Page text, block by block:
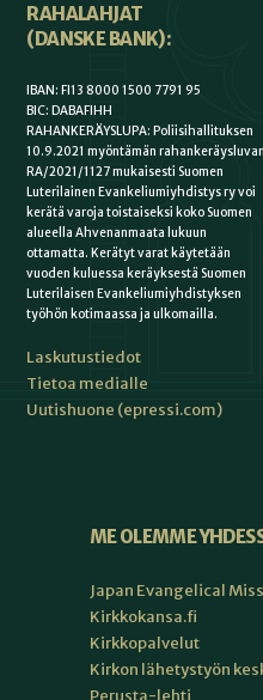
RAHALAHJAT
(DANSKE BANK):
IBAN: FI13 8000 1500 7791 95
BIC: DABAFIHH
RAHANKERÄYSLUPA: Poliisihallituksen
10.9.2021 myöntämän rahankeräysluvan
RA/2021/1127 mukaisesti Suomen
Luterilainen Evankeliumiyhdistys ry voi
kerätä varoja toistaiseksi koko Suomen
alueella Ahvenanmaata lukuun
ottamatta. Kerätyt varat käytetään
vuoden kuluessa keräyksestä Suomen
Luterilaisen Evankeliumiyhdistyksen
työhön kotimaassa ja ulkomailla.
Laskutustiedot
Tietoa medialle
Uutishuone (epressi.com)
ME OLEMME
Japan Evangelical
Kirkkokansa.fi
Kirkkopalvelut
Kirkon lähetystyön